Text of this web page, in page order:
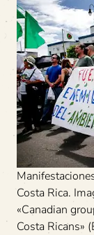
Costa Rica.
«Canadian
Costa Ricans»